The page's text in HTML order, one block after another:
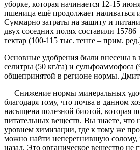
уборке, которая начинается 12-15
пшеница ещё продолжает наливаться
Суммарно затраты на защиту и
двух соседних полях составили
гектар (100-115 тыс. тенге – прим.
Основные удобрения были внесены в
селитры (50 кг/га) и сульфоаммофоса
общепринятой в регионе нормы.
— Снижение нормы минеральных
благодаря тому, что почва в данном
насыщена полезной биотой, которая
питательных веществ. Вы знаете, что
уровнем химизации, где к тому же
можно найти неперегнившую солому,
назад. Это органическое вещество